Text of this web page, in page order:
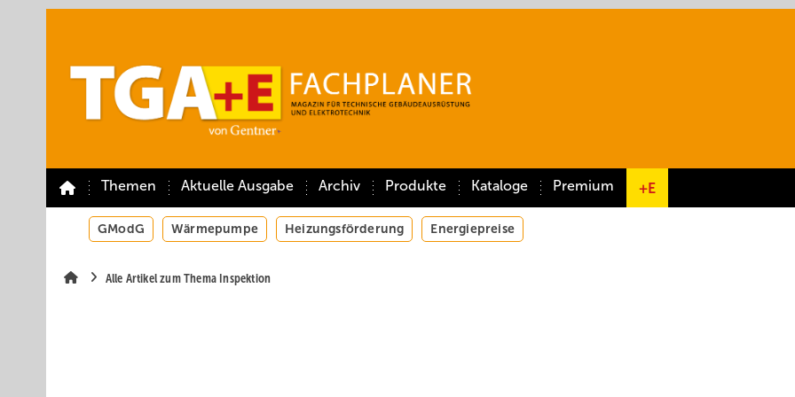
Themen Aktuelle Ausgabe Archiv Produkte Kataloge Premium +E
GModG Wärmepumpe Heizungsförderung Energiepreise
Alle Artikel zum Thema Inspektion